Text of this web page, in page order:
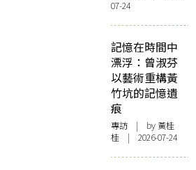
07-24
記憶在時間中
漂浮：曾淑芬
以藝術重構黃
竹坑的記憶遺
痕
專訪 | by 黃桂
桂 | 2026-07-24